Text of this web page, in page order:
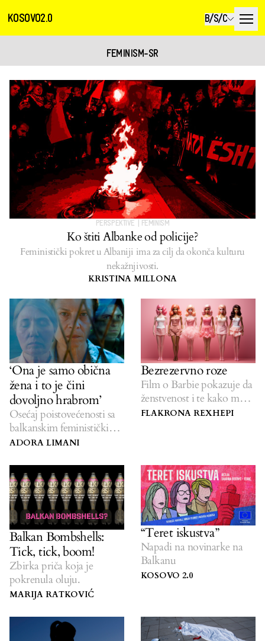
KOSOVO2.0 B/S/C
FEMINISM-SR
PERSPEKTIVE FEMINISM
Ko štiti Albanke od policije?
Feministički pokret u Albaniji ima za cilj da okonča kulturu
nekažnjivosti.
KRISTINA MILLONA
‘Ona je samo obična
žena i to je čini
dovoljno hrabrom’
Osećaj poistovećenosti sa
balkanskim feminističkim
protagonistkinjama.
ADORA LIMANI
Bezrezervno roze
Film o Barbie pokazuje da
ženstvenost i te kako može
podrazumijevati
FLAKRONA REXHEPI
Balkan Bombshells:
Tick, tick, boom!
Zbirka priča koja je
pokrenula oluju.
MARIJA RATKOVIĆ
“Teret iskustva”
Napadi na novinarke na
Balkanu
KOSOVO 2.0